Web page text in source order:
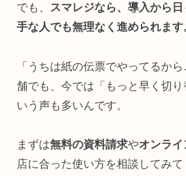
でも、
スマレジなら、導入から
手な人でも無理なく進められます
「うちは紙の伝票でやってるか
舗でも、今では「もっと早く切
いう声も多いんです。
まずは無料の資料請求やオンラ
店に合った使い方を相談してみて